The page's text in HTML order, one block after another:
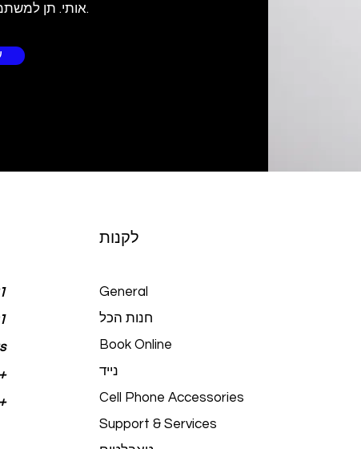
אותי. תן למשתמשים שלך להכיר אותך.
8477
7787
לקנות
General
חנות הכל
Book Online
נייד
Cell Phone Accessories
Support & Services